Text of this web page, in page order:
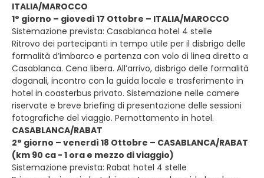
ITALIA/MAROCCO
1° giorno – giovedì 17 Ottobre – ITALIA/MAROCCO
Sistemazione prevista: Casablanca hotel 4 stelle
Ritrovo dei partecipanti in tempo utile per il disbrigo delle
formalità d’imbarco e partenza con volo di linea diretto a
Casablanca. Cena libera. All’arrivo, disbrigo delle formalità
doganali, incontro con la guida locale e trasferimento in
hotel in coasterbus privato. Sistemazione nelle camere
riservate e breve briefing di presentazione delle sessioni
fotografiche del viaggio. Pernottamento in hotel.
CASABLANCA/RABAT
2° giorno – venerdì 18 Ottobre – CASABLANCA/RABAT
(km 90 ca - 1 ora e mezzo di viaggio)
Sistemazione prevista: Rabat hotel 4 stelle